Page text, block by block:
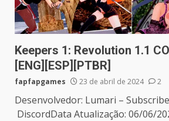
Keepers 1: Revolution 1.1
[ENG][ESP][PTBR]
fapfapgames 23 de abril de 2024 2
Desenvolvedor: Lumari –
DiscordData Atualização: 06/06/